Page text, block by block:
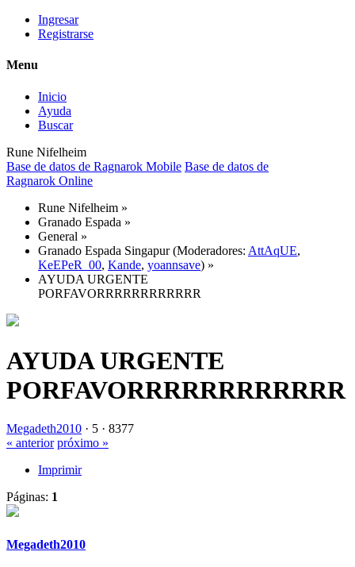
Ingresar
Registrarse
Menu
Inicio
Ayuda
Buscar
Rune Nifelheim
Base de datos de Ragnarok Mobile Base de datos de
Ragnarok Online
Rune Nifelheim »
Granado Espada »
General »
Granado Espada Singapur(Moderadores: AttAqUE,
KeEPeR_00, Kande, yoannsave) »
AYUDA URGENTE
PORFAVORRRRRRRRRRRR
AYUDA URGENTE
PORFAVORRRRRRRRRRRR
Megadeth2010 · 5 · 8377
« anterior próximo »
Imprimir
Páginas: 1
Megadeth2010